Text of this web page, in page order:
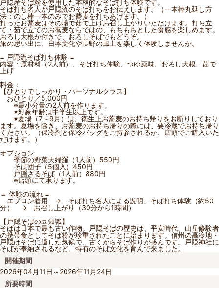
戸隠産そば粉を使用した本格的なそば打ち体験です。
そば打ち名人が戸隠流のそば打ちをお伝えします。（一本棒丸延し方
法：のし棒一本のみでお蕎麦を打ちあげます。）
打ったお蕎麦はその場で茹で上げお召し上がりいただけます。打ち立
て・茹で立てのお蕎麦ならではの、もちもちとした食感を楽しめます。
おろし大根が付きで、おろしそばでもどうぞ。
旅の思い出に、日本文化や長野の風土を楽しく体験しませんか。
= 戸隠流そば打ち体験 =
内容：原材料（2人前）、そば打ち体験、つゆ薬味、おろし大根、茹で
上げ
料金：
【ひとりでしっかり・パーソナルクラス】
おひとり／5,000円
※最小分量の2人前を作ります。
※対象年齢は中学生以上です。
※夏場（7～9月）は、衛生上お蕎麦のお持ち帰りをお断りしており
ます。夏場を除き、お蕎麦のお持ち帰りの際には、要冷蔵でお持ち帰り
ください。（保冷剤と保冷バッグをご持参されるか、店頭でご購入いた
だけます。）
オプション
季節の野菜天婦羅（1人前）550円
そば団子（5個入）450円
戸隠ざるそば（1人前）880円
※店頭にて承ります。
＝ 体験の流れ =
エプロン着用 → そば打ち名人による説明、そば打ち体験（約50
分） → お召し上がり（30分から1時間）
【戸隠そばの豆知識】
そばは日本で最も古い作物。戸隠そばの歴史は、平安時代、山岳修験者
の携帯食としてそば粉が珍重されたことに始まります。信州の高冷地・
戸隠はそばに適した気候で、古くからそば作りが盛んです。戸隠神社に
そばが奉納されるなど、特有のそば文化を育んで来ました。
開催期間
2026年04月11日～2026年11月24日
所要時間